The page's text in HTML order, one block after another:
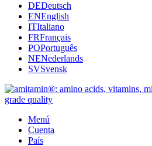
DEDeutsch
ENEnglish
ITItaliano
FRFrançais
POPortuguês
NENederlands
SVSvensk
Menú
Cuenta
País